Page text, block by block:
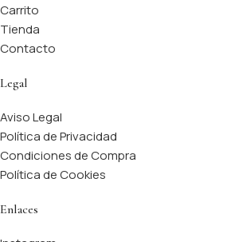
Carrito
Tienda
Contacto
Legal
Aviso Legal
Política de Privacidad
Condiciones de Compra
Política de Cookies
Enlaces